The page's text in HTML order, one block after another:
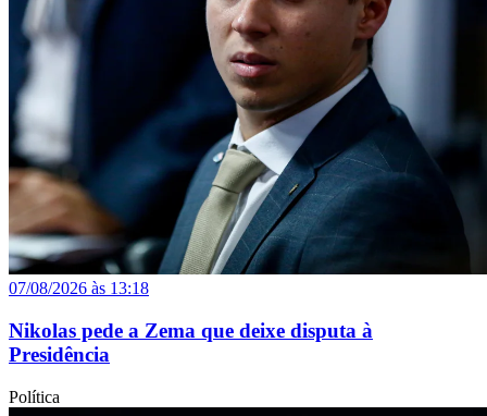
07/08/2026 às 13:18
Nikolas pede a Zema que deixe disputa à
Presidência
Política